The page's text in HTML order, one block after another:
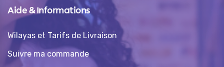
Aide & Informations
Wilayas et Tarifs de Livraison
Suivre ma commande